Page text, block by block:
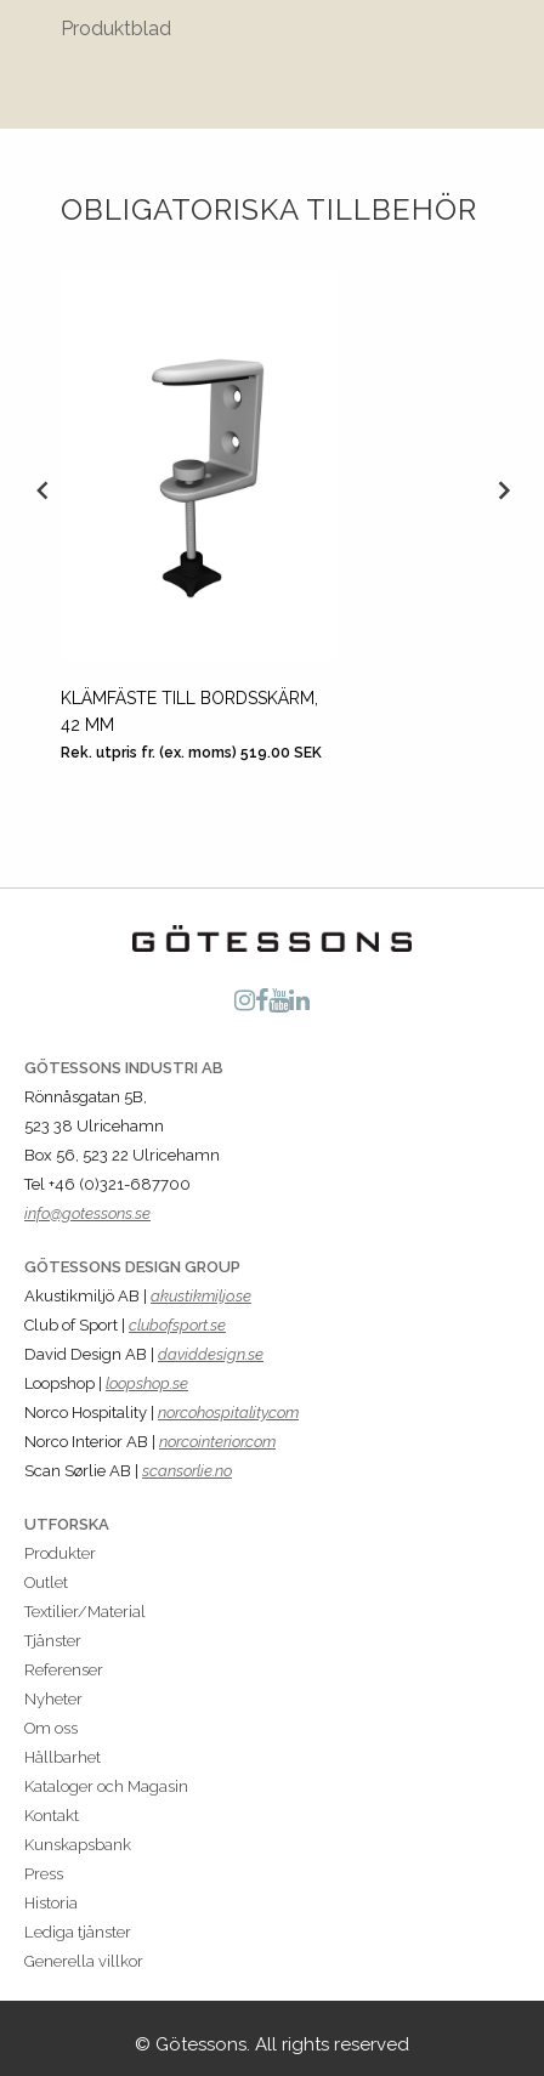
Produktblad
OBLIGATORISKA TILLBEHÖR
KLÄMFÄSTE TILL BORDSSKÄRM,
42 MM
Rek. utpris fr. (ex. moms) 519.00 SEK
GÖTESSONS INDUSTRI AB
Rönnåsgatan 5B,
523 38 Ulricehamn
Box 56, 523 22 Ulricehamn
Tel +46 (0)321-687700
info@gotessons.se
GÖTESSONS DESIGN GROUP
Akustikmiljö AB | akustikmiljo.se
Club of Sport | clubofsport.se
David Design AB | daviddesign.se
Loopshop | loopshop.se
Norco Hospitality | norcohospitality.com
Norco Interior AB | norcointerior.com
Scan Sørlie AB | scansorlie.no
UTFORSKA
Produkter
Outlet
Textilier/Material
Tjänster
Referenser
Nyheter
Om oss
Hållbarhet
Kataloger och Magasin
Kontakt
Kunskapsbank
Press
Historia
Lediga tjänster
Generella villkor
© Götessons. All rights reserved